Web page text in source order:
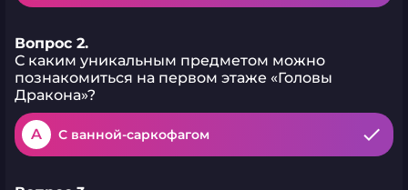
Вопрос 2.
С каким уникальным предметом можно
познакомиться на первом этаже «Головы
Дракона»?
A С ванной-саркофагом